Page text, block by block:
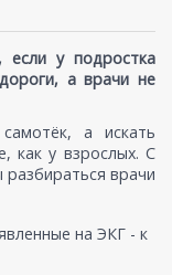
если у подростка
а врачи не
а искать
как у взрослых. С
врачи
на ЭКГ - к